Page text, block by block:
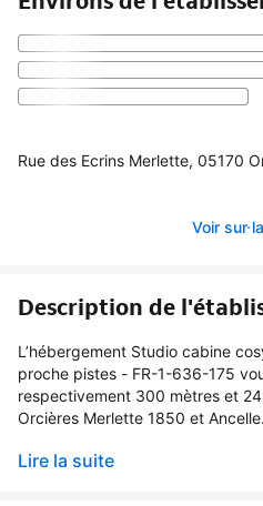
Rue des Ecrins Merlette, 05170
Voir sur
Description de
L’hébergement Studio cabine
proche pistes - FR-1-636-175
respectivement 300 mètres et
Orcières Merlette 1850 et
Lire la suite